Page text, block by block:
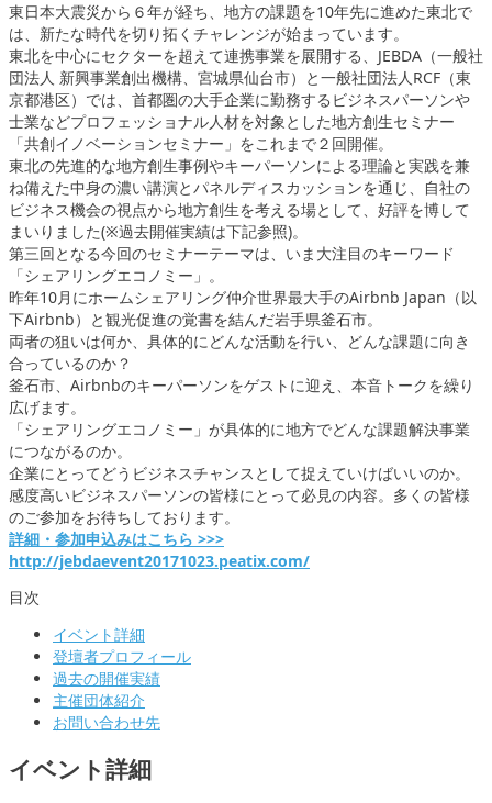
東日本大震災から６年が経ち、地方の課題を10年先に進めた東北で
は、新たな時代を切り拓くチャレンジが始まっています。
東北を中心にセクターを超えて連携事業を展開する、JEBDA（一般社
団法人 新興事業創出機構、宮城県仙台市）と一般社団法人RCF（東
京都港区）では、首都圏の大手企業に勤務するビジネスパーソンや
士業などプロフェッショナル人材を対象とした地方創生セミナー
「共創イノベーションセミナー」をこれまで２回開催。
東北の先進的な地方創生事例やキーパーソンによる理論と実践を兼
ね備えた中身の濃い講演とパネルディスカッションを通じ、自社の
ビジネス機会の視点から地方創生を考える場として、好評を博して
まいりました(※過去開催実績は下記参照)。
第三回となる今回のセミナーテーマは、いま大注目のキーワード
「シェアリングエコノミー」。
昨年10月にホームシェアリング仲介世界最大手のAirbnb Japan（以
下Airbnb）と観光促進の覚書を結んだ岩手県釜石市。
両者の狙いは何か、具体的にどんな活動を行い、どんな課題に向き
合っているのか？
釜石市、Airbnbのキーパーソンをゲストに迎え、本音トークを繰り
広げます。
「シェアリングエコノミー」が具体的に地方でどんな課題解決事業
につながるのか。
企業にとってどうビジネスチャンスとして捉えていけばいいのか。
感度高いビジネスパーソンの皆様にとって必見の内容。多くの皆様
のご参加をお待ちしております。
詳細・参加申込みはこちら >>>
http://jebdaevent20171023.peatix.com/
目次
イベント詳細
登壇者プロフィール
過去の開催実績
主催団体紹介
お問い合わせ先
イベント詳細